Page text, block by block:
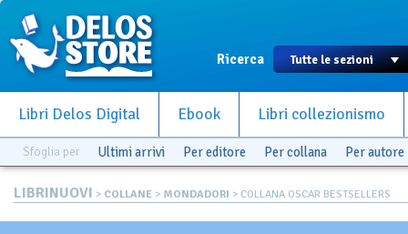
Ricerca
Libri Delos Digital Ebook Libri collezionismo
Sfoglia per Ultimi arrivi Per editore Per collana Per autore
LIBRINUOVI > COLLANE > MONDADORI > COLLANA OSCAR BESTSELLERS